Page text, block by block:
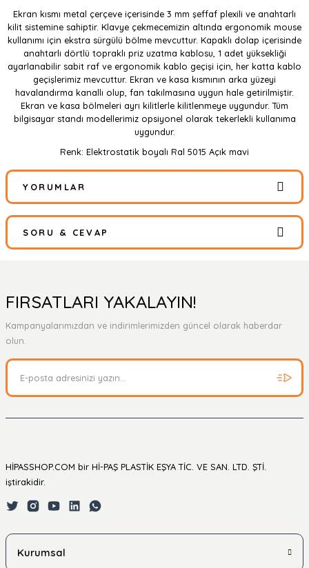
Ekran kısmı metal çerçeve içerisinde 3 mm şeffaf plexili ve anahtarlı
kilit sistemine sahiptir. Klavye çekmecemizin altında ergonomik mouse
kullanımı için ekstra sürgülü bölme mevcuttur. Kapaklı dolap içerisinde
anahtarlı dörtlü topraklı priz uzatma kablosu, 1 adet yüksekliği
ayarlanabilir sabit raf ve ergonomik kablo geçişi için, her katta kablo
geçişlerimiz mevcuttur. Ekran ve kasa kısmının arka yüzeyi
havalandırma kanallı olup, fan takılmasına uygun hale getirilmiştir.
Ekran ve kasa bölmeleri ayrı kilitlerle kilitlenmeye uygundur. Tüm
bilgisayar standı modellerimiz opsiyonel olarak tekerlekli kullanıma
uygundur.
Renk: Elektrostatik boyalı Ral 5015 Açık mavi
YORUMLAR
Bu ürüne ilk yorumu siz yapın!
Yorum Yaz
SORU & CEVAP
Ürün hakkında henüz soru sorulmamış.
FIRSATLARI YAKALAYIN!
Kampanyalarımızdan ve indirimlerimizden güncel olarak haberdar
olun.
HİPASSHOP.COM bir Hİ-PAŞ PLASTİK EŞYA TİC. VE SAN. LTD. ŞTİ.
iştirakidir.
Kurumsal